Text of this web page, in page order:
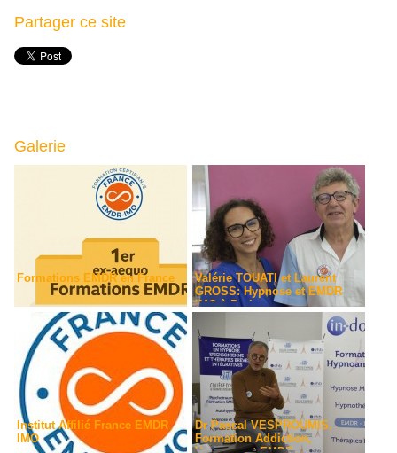
Partager ce site
Galerie
Formations EMDR en France
Valérie TOUATI et Laurent
GROSS: Hypnose et EMDR
IMO à Paris
Institut Affilié France EMDR
IMO
Dr Pascal VESPROUMIS.
Formation Addiction,